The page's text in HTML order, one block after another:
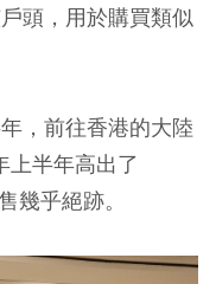
頭，用於購買類似
，前往香港的大陸
上半年高出了
幾乎絕跡。